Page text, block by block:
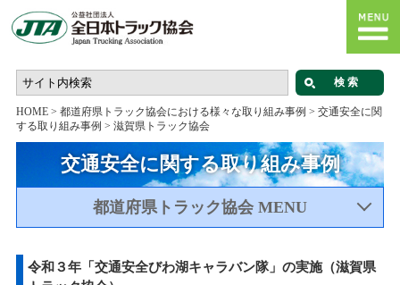
HOME> 都道府県トラック協会における様々な取り組み事例 > 交通安全に関
する取り組み事例 > 滋賀県トラック協会
交通安全に関する取り組み事例
都道府県トラック協会 MENU
令和３年「交通安全びわ湖キャラバン隊」の実施（滋賀県